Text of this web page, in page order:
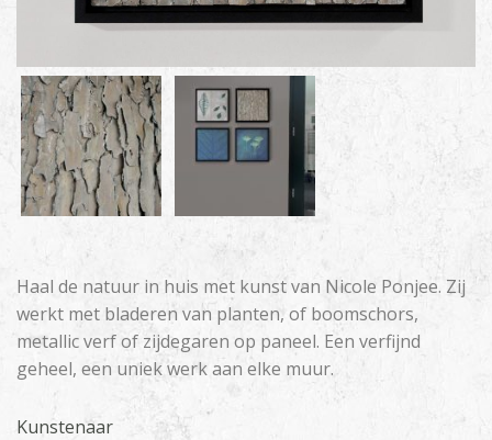
Haal de natuur in huis met kunst van Nicole Ponjee. Zij
werkt met bladeren van planten, of boomschors,
metallic verf of zijdegaren op paneel. Een verfijnd
geheel, een uniek werk aan elke muur.
Kunstenaar